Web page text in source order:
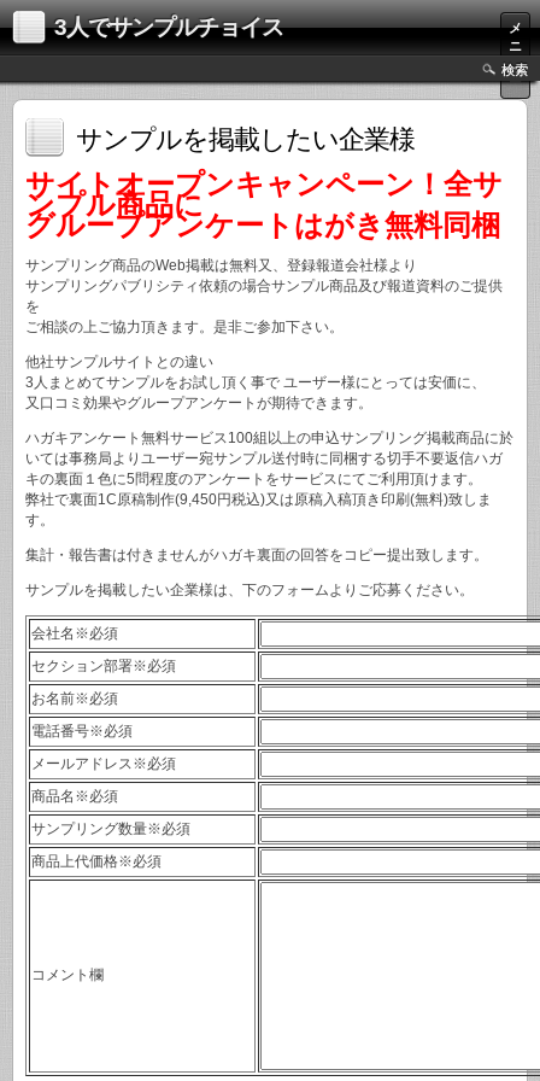
3人でサンプルチョイス
メ
ニ
ュ
ー
検索
サンプルを掲載したい企業様
サイトオープンキャンペーン！全サ
ンプル商品に
グループアンケートはがき無料同梱
サンプリング商品のWeb掲載は無料又、登録報道会社様より
サンプリングパブリシティ依頼の場合サンプル商品及び報道資料のご提供
を
ご相談の上ご協力頂きます。是非ご参加下さい。
他社サンプルサイトとの違い
3人まとめてサンプルをお試し頂く事で ユーザー様にとっては安価に、
又口コミ効果やグループアンケートが期待できます。
ハガキアンケート無料サービス100組以上の申込サンプリング掲載商品に於
いては事務局よりユーザー宛サンプル送付時に同梱する切手不要返信ハガ
キの裏面１色に5問程度のアンケートをサービスにてご利用頂けます。
弊社で裏面1C原稿制作(9,450円税込)又は原稿入稿頂き印刷(無料)致しま
す。
集計・報告書は付きませんがハガキ裏面の回答をコピー提出致します。
サンプルを掲載したい企業様は、下のフォームよりご応募ください。
会社名 ※必須
セクション部署※必須
お名前※必須
電話番号※必須
メールアドレス※必須
商品名 ※必須
サンプリング数量※必須
商品上代価格※必須
コメント欄